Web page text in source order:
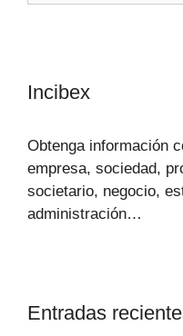
Incibex
Obtenga información
empresa, sociedad,
societario, negocio,
administración…
Entradas